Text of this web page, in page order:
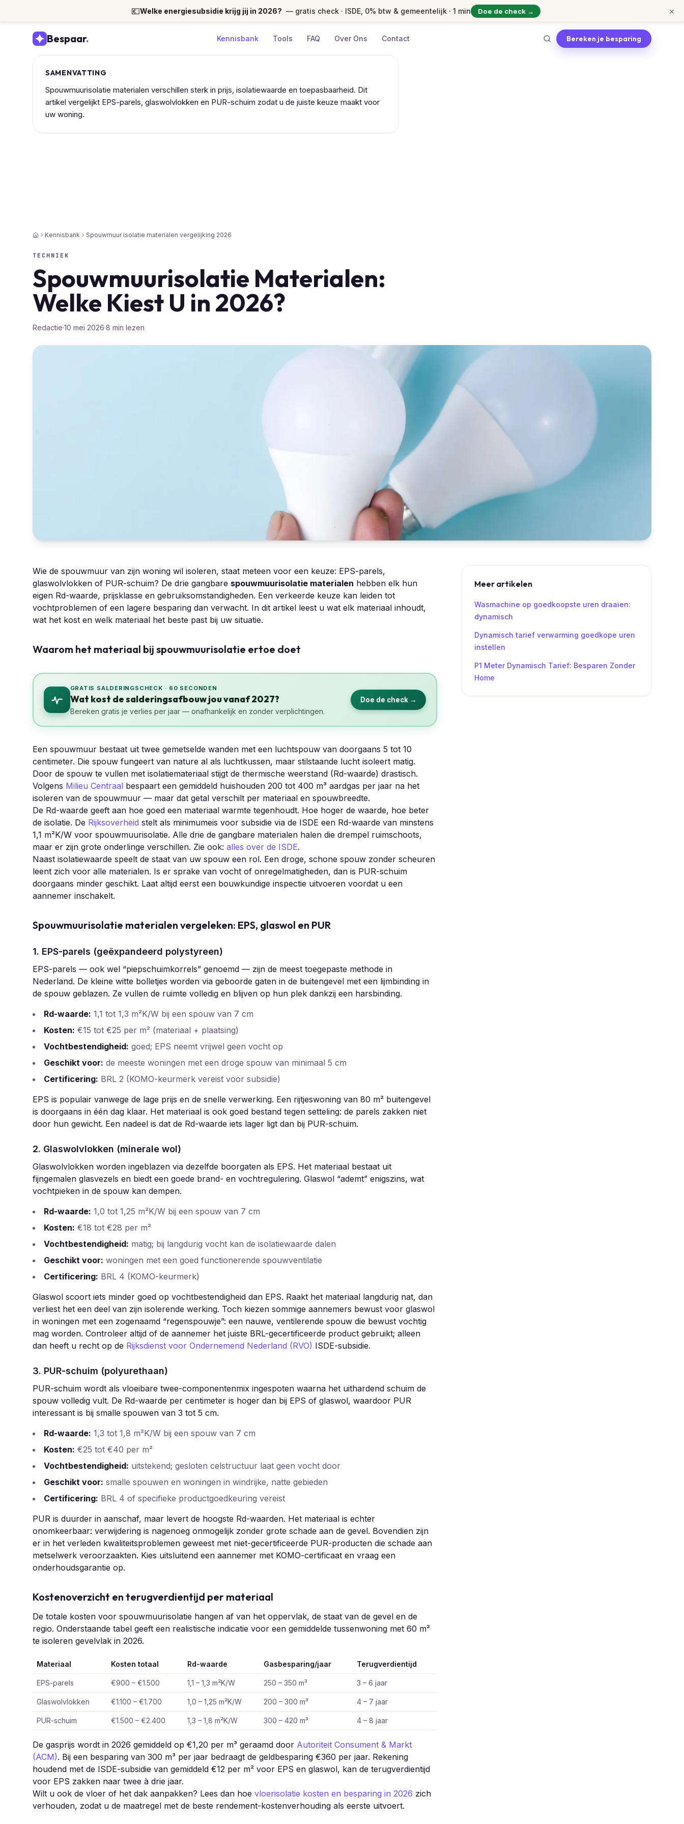
💶Welke energiesubsidie krijg jij in 2026? — gratis check · ISDE, 0% btw & gemeentelijk · 1 min Doe de check → ×
Bespaar. Kennisbank Tools FAQ Over Ons Contact Bereken je besparing
SAMENVATTING
Spouwmuurisolatie materialen verschillen sterk in prijs, isolatiewaarde en toepasbaarheid. Dit
artikel vergelijkt EPS-parels, glaswolvlokken en PUR-schuim zodat u de juiste keuze maakt voor
uw woning.
HomeKennisbank Spouwmuur isolatie materialen vergelijking 2026
TECHNIEK
Spouwmuurisolatie Materialen:
Welke Kiest U in 2026?
Redactie·10 mei 2026·8 min lezen
Wie de spouwmuur van zijn woning wil isoleren, staat meteen voor een keuze: EPS-parels,
glaswolvlokken of PUR-schuim? De drie gangbare spouwmuurisolatie materialen hebben elk hun
eigen Rd-waarde, prijsklasse en gebruiksomstandigheden. Een verkeerde keuze kan leiden tot
vochtproblemen of een lagere besparing dan verwacht. In dit artikel leest u wat elk materiaal inhoudt,
wat het kost en welk materiaal het beste past bij uw situatie.
Waarom het materiaal bij spouwmuurisolatie ertoe doet
GRATIS SALDERINGSCHECK · 60 SECONDEN
Wat kost de salderingsafbouw jou vanaf 2027?
Bereken gratis je verlies per jaar — onafhankelijk en zonder verplichtingen.
Doe de check →
Een spouwmuur bestaat uit twee gemetselde wanden met een luchtspouw van doorgaans 5 tot 10
centimeter. Die spouw fungeert van nature al als luchtkussen, maar stilstaande lucht isoleert matig.
Door de spouw te vullen met isolatiemateriaal stijgt de thermische weerstand (Rd-waarde) drastisch.
Volgens Milieu Centraal bespaart een gemiddeld huishouden 200 tot 400 m³ aardgas per jaar na het
isoleren van de spouwmuur — maar dat getal verschilt per materiaal en spouwbreedte.
De Rd-waarde geeft aan hoe goed een materiaal warmte tegenhoudt. Hoe hoger de waarde, hoe beter
de isolatie. De Rijksoverheid stelt als minimumeis voor subsidie via de ISDE een Rd-waarde van minstens
1,1 m²K/W voor spouwmuurisolatie. Alle drie de gangbare materialen halen die drempel ruimschoots,
maar er zijn grote onderlinge verschillen. Zie ook: alles over de ISDE.
Naast isolatiewaarde speelt de staat van uw spouw een rol. Een droge, schone spouw zonder scheuren
leent zich voor alle materialen. Is er sprake van vocht of onregelmatigheden, dan is PUR-schuim
doorgaans minder geschikt. Laat altijd eerst een bouwkundige inspectie uitvoeren voordat u een
aannemer inschakelt.
Spouwmuurisolatie materialen vergeleken: EPS, glaswol en PUR
1. EPS-parels (geëxpandeerd polystyreen)
EPS-parels — ook wel “piepschuimkorrels” genoemd — zijn de meest toegepaste methode in
Nederland. De kleine witte bolletjes worden via geboorde gaten in de buitengevel met een lijmbinding in
de spouw geblazen. Ze vullen de ruimte volledig en blijven op hun plek dankzij een harsbinding.
Rd-waarde: 1,1 tot 1,3 m²K/W bij een spouw van 7 cm
Kosten: €15 tot €25 per m² (materiaal + plaatsing)
Vochtbestendigheid: goed; EPS neemt vrijwel geen vocht op
Geschikt voor: de meeste woningen met een droge spouw van minimaal 5 cm
Certificering: BRL 2 (KOMO-keurmerk vereist voor subsidie)
EPS is populair vanwege de lage prijs en de snelle verwerking. Een rijtjeswoning van 80 m² buitengevel
is doorgaans in één dag klaar. Het materiaal is ook goed bestand tegen setteling: de parels zakken niet
door hun gewicht. Een nadeel is dat de Rd-waarde iets lager ligt dan bij PUR-schuim.
2. Glaswolvlokken (minerale wol)
Glaswolvlokken worden ingeblazen via dezelfde boorgaten als EPS. Het materiaal bestaat uit
fijngemalen glasvezels en biedt een goede brand- en vochtregulering. Glaswol “ademt” enigszins, wat
vochtpieken in de spouw kan dempen.
Rd-waarde: 1,0 tot 1,25 m²K/W bij een spouw van 7 cm
Kosten: €18 tot €28 per m²
Vochtbestendigheid: matig; bij langdurig vocht kan de isolatiewaarde dalen
Geschikt voor: woningen met een goed functionerende spouwventilatie
Certificering: BRL 4 (KOMO-keurmerk)
Glaswol scoort iets minder goed op vochtbestendigheid dan EPS. Raakt het materiaal langdurig nat, dan
verliest het een deel van zijn isolerende werking. Toch kiezen sommige aannemers bewust voor glaswol
in woningen met een zogenaamd “regenspouwje”: een nauwe, ventilerende spouw die bewust vochtig
mag worden. Controleer altijd of de aannemer het juiste BRL-gecertificeerde product gebruikt; alleen
dan heeft u recht op de Rijksdienst voor Ondernemend Nederland (RVO) ISDE-subsidie.
3. PUR-schuim (polyurethaan)
PUR-schuim wordt als vloeibare twee-componentenmix ingespoten waarna het uithardend schuim de
spouw volledig vult. De Rd-waarde per centimeter is hoger dan bij EPS of glaswol, waardoor PUR
interessant is bij smalle spouwen van 3 tot 5 cm.
Rd-waarde: 1,3 tot 1,8 m²K/W bij een spouw van 7 cm
Kosten: €25 tot €40 per m²
Vochtbestendigheid: uitstekend; gesloten celstructuur laat geen vocht door
Geschikt voor: smalle spouwen en woningen in windrijke, natte gebieden
Certificering: BRL 4 of specifieke productgoedkeuring vereist
PUR is duurder in aanschaf, maar levert de hoogste Rd-waarden. Het materiaal is echter
onomkeerbaar: verwijdering is nagenoeg onmogelijk zonder grote schade aan de gevel. Bovendien zijn
er in het verleden kwaliteitsproblemen geweest met niet-gecertificeerde PUR-producten die schade aan
metselwerk veroorzaakten. Kies uitsluitend een aannemer met KOMO-certificaat en vraag een
onderhoudsgarantie op.
Kostenoverzicht en terugverdientijd per materiaal
De totale kosten voor spouwmuurisolatie hangen af van het oppervlak, de staat van de gevel en de
regio. Onderstaande tabel geeft een realistische indicatie voor een gemiddelde tussenwoning met 60 m²
te isoleren gevelvlak in 2026.
Materiaal Kosten totaal Rd-waarde Gasbesparing/jaar Terugverdientijd
EPS-parels €900 – €1.500 1,1 – 1,3 m²K/W 250 – 350 m³ 3 – 6 jaar
Glaswolvlokken €1.100 – €1.700 1,0 – 1,25 m²K/W 200 – 300 m³ 4 – 7 jaar
PUR-schuim €1.500 – €2.400 1,3 – 1,8 m²K/W 300 – 420 m³ 4 – 8 jaar
De gasprijs wordt in 2026 gemiddeld op €1,20 per m³ geraamd door Autoriteit Consument & Markt
(ACM). Bij een besparing van 300 m³ per jaar bedraagt de geldbesparing €360 per jaar. Rekening
houdend met de ISDE-subsidie van gemiddeld €12 per m² voor EPS en glaswol, kan de terugverdientijd
voor EPS zakken naar twee à drie jaar.
Wilt u ook de vloer of het dak aanpakken? Lees dan hoe vloerisolatie kosten en besparing in 2026 zich
verhouden, zodat u de maatregel met de beste rendement-kostenverhouding als eerste uitvoert.
Meer artikelen
Wasmachine op goedkoopste uren draaien:
dynamisch
Dynamisch tarief verwarming goedkope uren
instellen
P1 Meter Dynamisch Tarief: Besparen Zonder
Home